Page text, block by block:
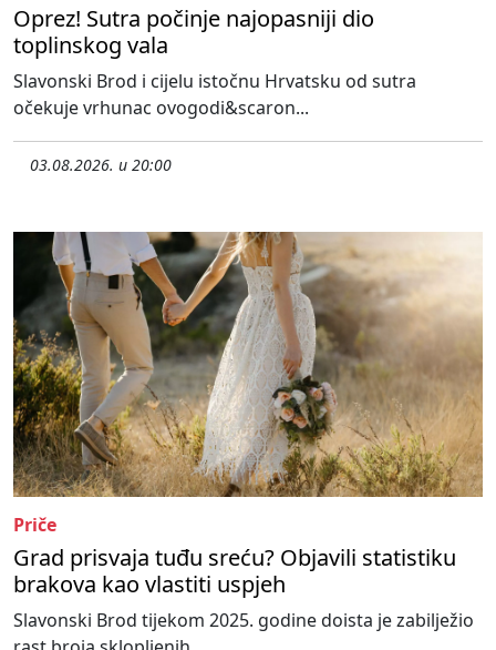
Oprez! Sutra počinje najopasniji dio
toplinskog vala
Slavonski Brod i cijelu istočnu Hrvatsku od sutra
očekuje vrhunac ovogodi&scaron...
03.08.2026. u 20:00
Priče
Grad prisvaja tuđu sreću? Objavili statistiku
brakova kao vlastiti uspjeh
Slavonski Brod tijekom 2025. godine doista je zabilježio